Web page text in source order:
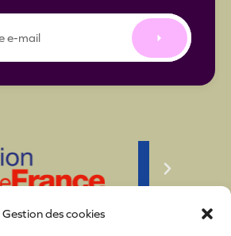
Gestion des cookies